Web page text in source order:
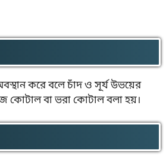
করে বলে চাঁদ ও সূর্য উভয়ের
কোটাল বা ভরা কোটাল বলা হয়।